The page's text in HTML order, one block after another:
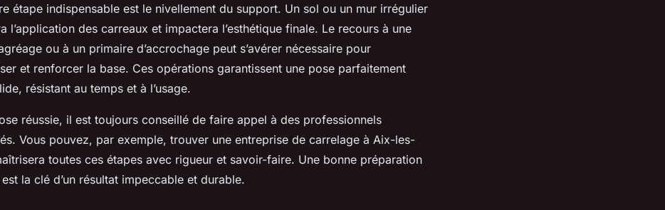
étape indispensable est le nivellement du support. Un sol ou un mur irrégulier
l’application des carreaux et impactera l’esthétique finale. Le recours à une
ou à un primaire d’accrochage peut s’avérer nécessaire pour
et renforcer la base. Ces opérations garantissent une pose parfaitement
résistant au temps et à l’usage.
réussie, il est toujours conseillé de faire appel à des professionnels
Vous pouvez, par exemple, trouver une entreprise de carrelage à Aix-les-
toutes ces étapes avec rigueur et savoir-faire. Une bonne préparation
la clé d’un résultat impeccable et durable.